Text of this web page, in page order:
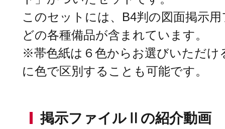
このセットには、B4判の図面掲示
どの各種備品が含まれています。
※帯色紙は６色からお選びいただけ
に色で区別することも可能です。
掲示ファイルⅡの紹介動画